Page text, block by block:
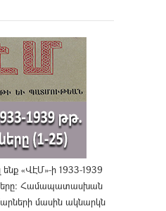
«ՎԷՄ»-ի 1933-1939
Համապատասխան
մասին ակնարկն